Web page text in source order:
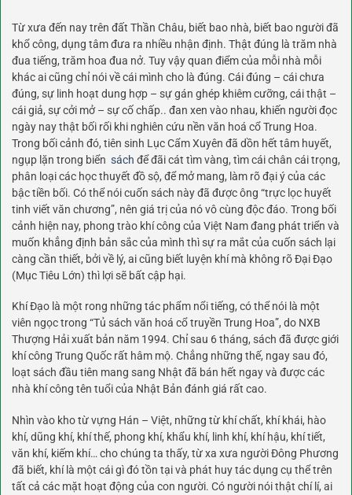
Từ xưa đến nay trên đất Thần Châu, biết bao nhà, biết bao người đã
khổ công, dụng tâm đưa ra nhiều nhận định. Thật đúng là trăm nhà
đua tiếng, trăm hoa đua nở. Tuy vậy quan điểm của mỗi nhà mỗi
khác ai cũng chỉ nói về cái mình cho là đúng. Cái đúng – cái chưa
đúng, sự linh hoạt dung hợp – sự gán ghép khiêm cưỡng, cái thật –
cái giả, sự cởi mở – sự cố chấp.. đan xen vào nhau, khiến người đọc
ngày nay thật bối rối khi nghiên cứu nền văn hoá cổ Trung Hoa.
Trong bối cảnh đó, tiên sinh Lục Cẩm Xuyên đã dồn hết tâm huyết,
ngụp lặn trong biển sách để đãi cát tìm vàng, tìm cái chân cái trọng,
phân loại các học thuyết đồ sộ, để mở mang, làm rõ đại ý của các
bậc tiền bối. Có thể nói cuốn sách này đã được ông “trực lọc huyết
tinh viết văn chương”, nên giá trị của nó vô cùng độc đáo. Trong bối
cảnh hiện nay, phong trào khí công của Việt Nam đang phát triển và
muốn khẳng định bản sắc của mình thì sự ra mắt của cuốn sách lại
càng cần thiết, bởi về lý, ai cũng biết luyện khí mà không rõ Đại Đạo
(Mục Tiêu Lớn) thì lợi sẽ bất cập hại.
Khí Đạo là một rong những tác phẩm nổi tiếng, có thể nói là một
viên ngọc trong “Tủ sách văn hoá cổ truyền Trung Hoa”, do NXB
Thượng Hải xuất bản năm 1994. Chỉ sau 6 tháng, sách đã được giới
khí công Trung Quốc rất hâm mộ. Chẳng những thế, ngay sau đó,
loạt sách đầu tiên mang sang Nhật đã bán hết ngay và được các
nhà khí công tên tuổi của Nhật Bản đánh giá rất cao.
Nhìn vào kho từ vựng Hán – Việt, những từ khí chất, khí khái, hào
khí, dũng khí, khí thế, phong khí, khẩu khí, linh khí, khí hậu, khí tiết,
văn khí, kiếm khí… cho chúng ta thấy, từ xa xưa người Đông Phương
đã biết, khí là một cái gì đó tồn tại và phát huy tác dụng cụ thể trên
tất cả các mặt hoạt động của con người. Có người nói thật chí lí, ai